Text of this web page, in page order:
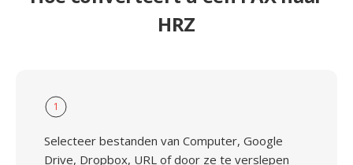
HRZ
1
Selecteer bestanden van Computer, Google
Drive, Dropbox, URL of door ze te verslepen